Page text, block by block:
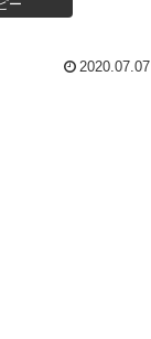
ー
2020.07.07